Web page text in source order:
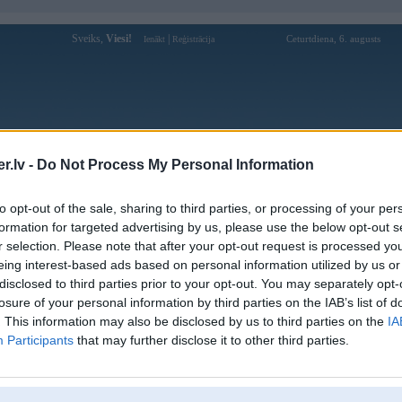
- Do Not Process My Personal Information
opt-out of the sale, sharing to third parties, or processing of your
for targeted advertising by us, please use the below opt-out
selection. Please note that after your opt-out request is processed
interest-based ads based on personal information utilized by us
to third parties prior to your opt-out. You may separately
of your personal information by third parties on the IAB’s list of
This information may also be disclosed by us to third parties on the
Participants that may further disclose it to other third parties.
Sveiks, Viesi! Ienākt Reģistrācija Ceturtdiena, 6. augusts
Forums Galerijas Reģistrācija Lietotāji
Lietotāja Win678new1com profils
Lietotājvārds:
Win678new1com
Ziņojumi forumā:
0
Pēdējie ziņojumi forumā